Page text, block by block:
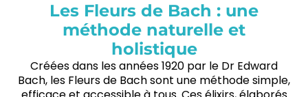
Les Fleurs de Bach : une
méthode naturelle et
holistique
Créées dans les années 1920 par le Dr Edward
Bach, les Fleurs de Bach sont une méthode simple,